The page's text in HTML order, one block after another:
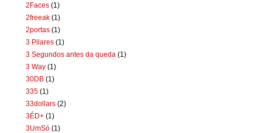
2Faces (1)
2freeak (1)
2portas (1)
3 Pilares (1)
3 Segundos antes da queda (1)
3 Way (1)
30DB (1)
335 (1)
33dollars (2)
3ÉD+ (1)
3UmSó (1)